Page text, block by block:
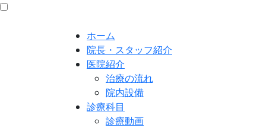
ホーム
院長・スタッフ紹介
医院紹介
治療の流れ
院内設備
診療科目
診療動画